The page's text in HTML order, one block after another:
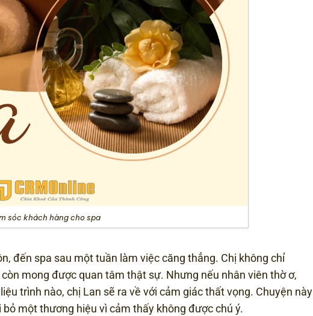
sóc khách hàng cho spa
đến spa sau một tuần làm việc căng thẳng. Chị không chỉ
mong được quan tâm thật sự. Nhưng nếu nhân viên thờ ơ,
trình nào, chị Lan sẽ ra về với cảm giác thất vọng. Chuyện này
một thương hiệu vì cảm thấy không được chú ý.